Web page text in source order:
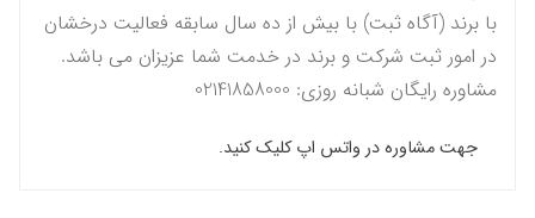
با برند (آگاه ثبت) با بیش از ده سال سابقه فعالیت درخشان
در امور ثبت شرکت و برند در خدمت شما عزیزان می باشد.
مشاوره رایگان شبانه روزی: 02141858000
جهت مشاوره در واتس اپ کلیک کنید.